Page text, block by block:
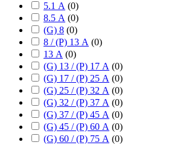
5.1 А (0)
8.5 А (0)
(G) 8 (0)
8 / (P) 13 А (0)
13 А (0)
(G) 13 / (P) 17 А (0)
(G) 17 / (P) 25 А (0)
(G) 25 / (P) 32 А (0)
(G) 32 / (P) 37 А (0)
(G) 37 / (P) 45 А (0)
(G) 45 / (P) 60 А (0)
(G) 60 / (P) 75 А (0)